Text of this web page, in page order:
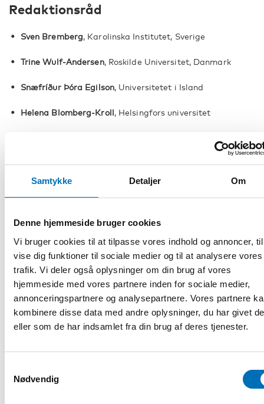
Samtykke Detaljer Om
Denne hjemmeside bruger cookies
Vi bruger cookies til at tilpasse vores indhold og annoncer,
vise dig funktioner til sociale medier og til at analysere vores
trafik. Vi deler også oplysninger om din brug af vores
hjemmeside med vores partnere inden for sociale medier,
annonceringspartnere og analysepartnere. Vores partnere
kombinere disse data med andre oplysninger, du har givet
eller som de har indsamlet fra din brug af deres tjenester.
Nødvendig
Redaktionsråd
Sven Bremberg, Karolinska Institutet, Sverige
Trine Wulf-Andersen, Roskilde Universitet, Danmark
Snæfríður Þóra Egilson, Universitetet i Island
Helena Blomberg-Kroll, Helsingfors universitet
Senaste numret
2/2026
Contractedflexibility: Normative tensions at the frontlines
of social investment programs targeting homelessness
Lea Becker Iversen
Maluhs Haulund
Christensen
When policy timelines meet health trajectories: Municipal
employees’ experiences of interprofessional collaboration
Johnsenand